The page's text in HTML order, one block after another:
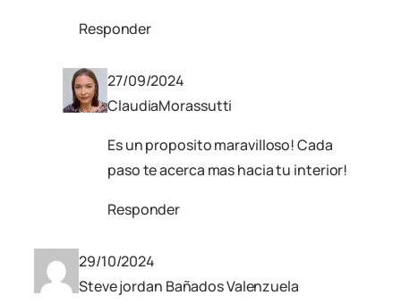
Responder
27/09/2024
ClaudiaMorassutti
Es un proposito maravilloso! Cada
paso te acerca mas hacia tu interior!
Responder
29/10/2024
Steve jordan Bañados Valenzuela